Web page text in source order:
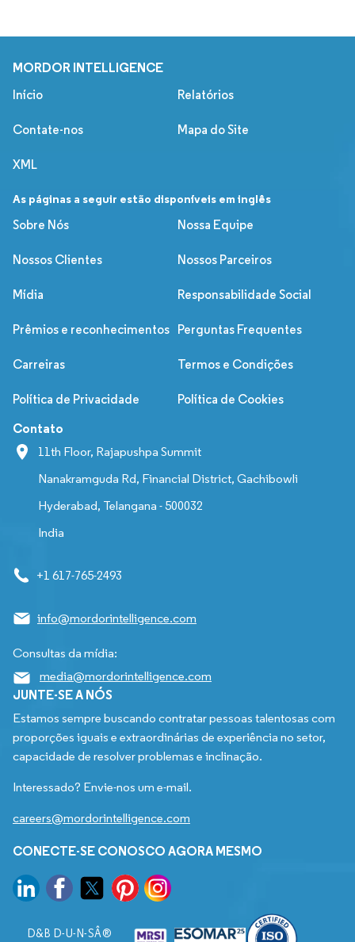
MORDOR INTELLIGENCE
Início Relatórios
Contate-nos Mapa do Site
XML
As páginas a seguir estão disponíveis em inglês
Sobre Nós
Nossa Equipe
Nossos Clientes Nossos Parceiros
Mídia Responsabilidade Social
Prêmios e reconhecimentos Perguntas Frequentes
Carreiras Termos e Condições
Política de Privacidade Política de Cookies
Contato
11th Floor, Rajapushpa Summit
Nanakramguda Rd, Financial District, Gachibowli
Hyderabad, Telangana - 500032
India
+1 617-765-2493
info@mordorintelligence.com
Consultas da mídia:
media@mordorintelligence.com
JUNTE-SE A NÓS
Estamos sempre buscando contratar pessoas talentosas com
proporções iguais e extraordinárias de experiência no setor,
capacidade de resolver problemas e inclinação.
Interessado? Envie-nos um e-mail.
careers@mordorintelligence.com
CONECTE-SE CONOSCO AGORA MESMO
D&B D-U-N-SÂ®